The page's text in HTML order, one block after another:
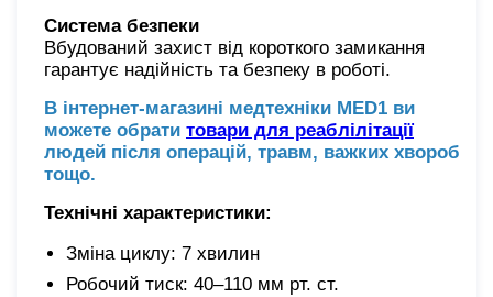
Система безпеки
Вбудований захист від короткого замикання
гарантує надійність та безпеку в роботі.
В інтернет-магазині медтехніки MED1 ви
можете обрати товари для реаблілітації
людей після операцій, травм, важких хвороб
тощо.
Технічні характеристики:
Зміна циклу: 7 хвилин
Робочий тиск: 40–110 мм рт. ст.